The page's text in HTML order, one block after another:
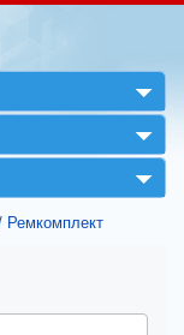
▼
▼
▼
Ремкомплект